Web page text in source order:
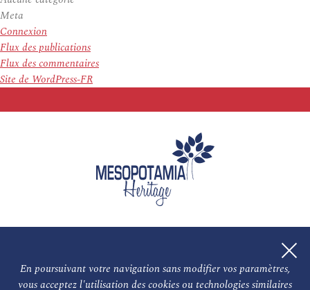
En poursuivant votre navigation sans modifier vos paramètres,
vous acceptez l'utilisation des cookies ou technologies similaires
Meta
Connexion
Flux des publications
Flux des commentaires
Site de WordPress-FR